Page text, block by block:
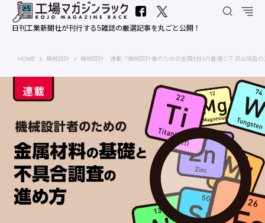
日刊工業新聞社が刊行する5雑誌の厳選記事を丸ごと公開！
HOME 工場マガジンラック｜日刊工業新聞社
機械設計 機械設計 連載「機械設計者のための金属材料の基礎と不具合調査の